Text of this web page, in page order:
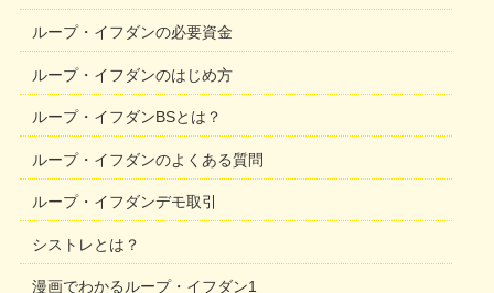
ループ・イフダンの必要資金
ループ・イフダンのはじめ方
ループ・イフダンBSとは？
ループ・イフダンのよくある質問
ループ・イフダンデモ取引
シストレとは？
漫画でわかるループ・イフダン1